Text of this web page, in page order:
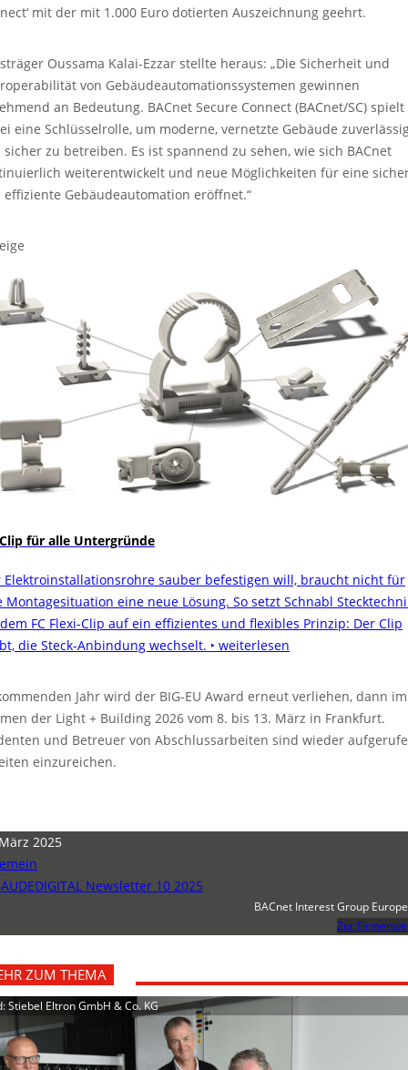
mit der mit 1.000 Euro dotierten Auszeichnung geehrt.
Oussama Kalai-Ezzar stellte heraus: „Die Sicherheit und
von Gebäudeautomationssystemen gewinnen
an Bedeutung. BACnet Secure Connect (BACnet/SC) spielt
eine Schlüsselrolle, um moderne, vernetzte Gebäude
zu betreiben. Es ist spannend zu sehen, wie sich BACnet
weiterentwickelt und neue Möglichkeiten für eine
effiziente Gebäudeautomation eröffnet.“
für alle Untergründe
Elektroinstallationsrohre sauber befestigen will, braucht nicht für
Montagesituation eine neue Lösung. So setzt Schnabl
FC Flexi-Clip auf ein effizientes und flexibles Prinzip: Der Clip
die Steck-Anbindung wechselt. ‣ weiterlesen
Jahr wird der BIG-EU Award erneut verliehen, dann im
der Light + Building 2026 vom 8. bis 13. März in Frankfurt.
und Betreuer von Abschlussarbeiten sind wieder
einzureichen.
2025
Newsletter 10 2025
BACnet Interest Group
Zur
ZUM THEMA
Stiebel Eltron GmbH & Co. KG